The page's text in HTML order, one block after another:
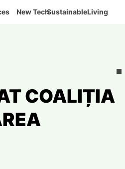
New TechSustainableLiving
COALIȚIA